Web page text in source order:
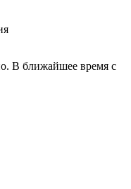
В ближайшее время с